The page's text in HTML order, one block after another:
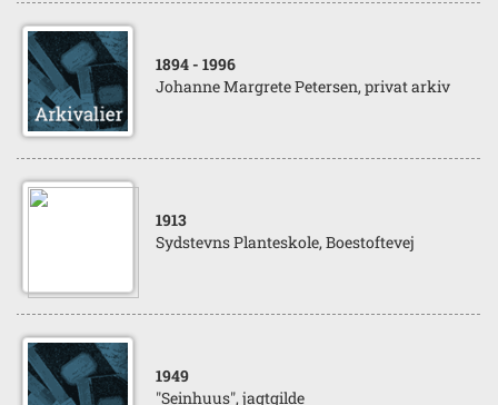
1894 - 1996
Johanne Margrete Petersen, privat arkiv
1913
Sydstevns Planteskole, Boestoftevej
1949
"Seinhuus", jagtgilde